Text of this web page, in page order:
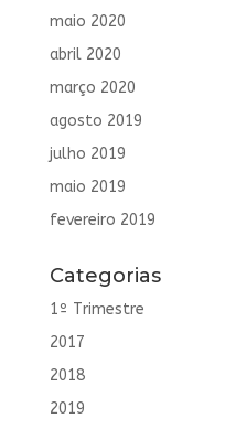
maio 2020
abril 2020
março 2020
agosto 2019
julho 2019
maio 2019
fevereiro 2019
Categorias
1º Trimestre
2017
2018
2019